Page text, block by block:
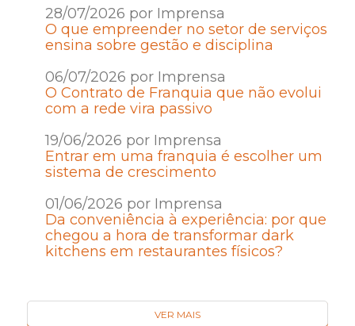
28/07/2026 por Imprensa
O que empreender no setor de serviços
ensina sobre gestão e disciplina
06/07/2026 por Imprensa
O Contrato de Franquia que não evolui
com a rede vira passivo
19/06/2026 por Imprensa
Entrar em uma franquia é escolher um
sistema de crescimento
01/06/2026 por Imprensa
Da conveniência à experiência: por que
chegou a hora de transformar dark
kitchens em restaurantes físicos?
VER MAIS